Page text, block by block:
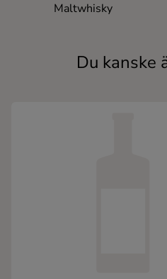
Maltwhisky
Du kanske